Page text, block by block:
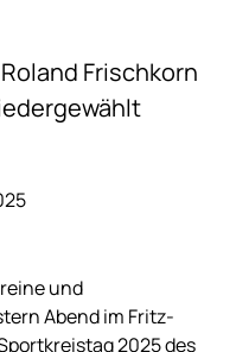
Frischkorn
und
Abend im Fritz-
2025 des